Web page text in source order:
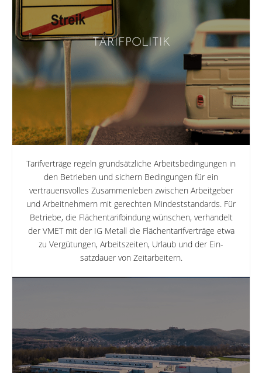
TARIFPOLITIK
Tarifverträge regeln grundsätzliche Ar­beitsbedingungen in
den Betrieben und sichern Bedingungen für ein
vertrauens­volles Zusammenleben zwischen Arbeit­geber
und Arbeitnehmern mit gerech­ten Mindeststandards. Für
Betriebe, die Flächen­tarifbindung wünschen, verhan­delt
der VMET mit der IG Metall die Flächentarifverträge etwa
zu Vergütun­gen, Arbeitszeiten, Urlaub und der Ein­
satzdauer von Zeitarbeitern.